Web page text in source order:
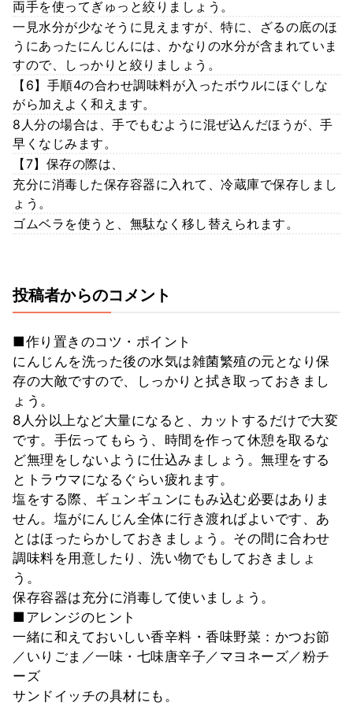
両手を使ってぎゅっと絞りましょう。
一見水分が少なそうに見えますが、特に、ざるの底のほ
うにあったにんじんには、かなりの水分が含まれていま
すので、しっかりと絞りましょう。
【6】手順4の合わせ調味料が入ったボウルにほぐしな
がら加えよく和えます。
8人分の場合は、手でもむように混ぜ込んだほうが、手
早くなじみます。
【7】保存の際は、
充分に消毒した保存容器に入れて、冷蔵庫で保存しまし
ょう。
ゴムベラを使うと、無駄なく移し替えられます。
投稿者からのコメント
■作り置きのコツ・ポイント
にんじんを洗った後の水気は雑菌繁殖の元となり保
存の大敵ですので、しっかりと拭き取っておきまし
ょう。
8人分以上など大量になると、カットするだけで大変
です。手伝ってもらう、時間を作って休憩を取るな
ど無理をしないように仕込みましょう。無理をする
とトラウマになるぐらい疲れます。
塩をする際、ギュンギュンにもみ込む必要はありま
せん。塩がにんじん全体に行き渡ればよいです、あ
とはほったらかしておきましょう。その間に合わせ
調味料を用意したり、洗い物でもしておきましょ
う。
保存容器は充分に消毒して使いましょう。
■アレンジのヒント
一緒に和えておいしい香辛料・香味野菜：かつお節
／いりごま／一味・七味唐辛子／マヨネーズ／粉チ
ーズ
サンドイッチの具材にも。